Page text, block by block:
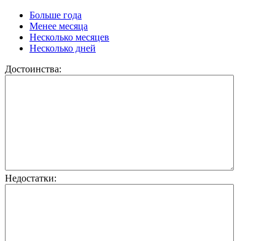
Больше года
Менее месяца
Несколько месяцев
Несколько дней
Достоинства:
Недостатки: